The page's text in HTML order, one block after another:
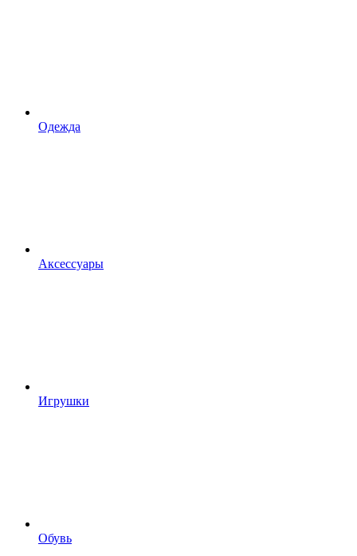
Одежда
Аксессуары
Игрушки
Обувь